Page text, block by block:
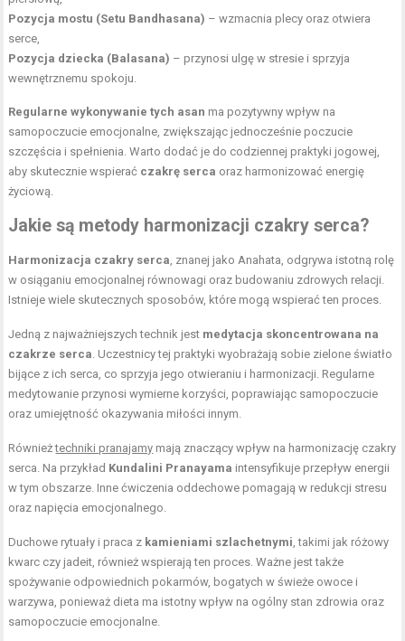
Pozycja mostu (Setu Bandhasana) – wzmacnia plecy oraz otwiera
serce,
Pozycja dziecka (Balasana) – przynosi ulgę w stresie i sprzyja
wewnętrznemu spokoju.
Regularne wykonywanie tych asan ma pozytywny wpływ na
samopoczucie emocjonalne, zwiększając jednocześnie poczucie
szczęścia i spełnienia. Warto dodać je do codziennej praktyki jogowej,
aby skutecznie wspierać czakrę serca oraz harmonizować energię
życiową.
Jakie są metody harmonizacji czakry serca?
Harmonizacja czakry serca, znanej jako Anahata, odgrywa istotną rolę
w osiąganiu emocjonalnej równowagi oraz budowaniu zdrowych relacji.
Istnieje wiele skutecznych sposobów, które mogą wspierać ten proces.
Jedną z najważniejszych technik jest medytacja skoncentrowana na
czakrze serca. Uczestnicy tej praktyki wyobrażają sobie zielone światło
bijące z ich serca, co sprzyja jego otwieraniu i harmonizacji. Regularne
medytowanie przynosi wymierne korzyści, poprawiając samopoczucie
oraz umiejętność okazywania miłości innym.
Równieżtechniki pranajamy mają znaczący wpływ na harmonizację czakry
serca. Na przykład Kundalini Pranayama intensyfikuje przepływ energii
w tym obszarze. Inne ćwiczenia oddechowe pomagają w redukcji stresu
oraz napięcia emocjonalnego.
Duchowe rytuały i praca z kamieniami szlachetnymi, takimi jak różowy
kwarc czy jadeit, również wspierają ten proces. Ważne jest także
spożywanie odpowiednich pokarmów, bogatych w świeże owoce i
warzywa, ponieważ dieta ma istotny wpływ na ogólny stan zdrowia oraz
samopoczucie emocjonalne.